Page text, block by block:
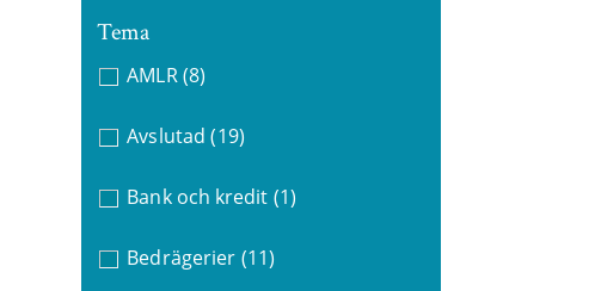
Tema
AMLR (8)
Avslutad (19)
Bank och kredit (1)
Bedrägerier (11)